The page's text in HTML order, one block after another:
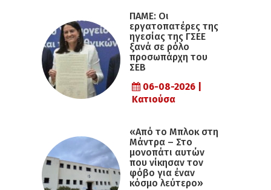
ΠΑΜΕ: Οι
εργατοπατέρες της
ηγεσίας της ΓΣΕΕ
ξανά σε ρόλο
προσωπάρχη του
ΣΕΒ
06-08-2026 |
Κατιούσα
«Από το Μπλοκ στη
Μάντρα – Στο
μονοπάτι αυτών
που νίκησαν τον
φόβο για έναν
κόσμο λεύτερο»